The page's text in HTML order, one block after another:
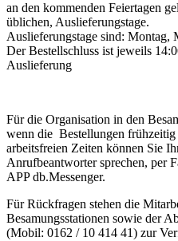
an den kommenden Feiertagen
üblichen, Auslieferungstage.
Auslieferungstage sind: Montag,
Der Bestellschluss ist jeweils
Auslieferung
Für die Organisation in den
wenn die Bestellungen
arbeitsfreien Zeiten können Sie
Anrufbeantworter sprechen, per
APP db.Messenger.
Für Rückfragen stehen die
Besamungsstationen sowie der
(Mobil: 0162 / 10 414 41) zur